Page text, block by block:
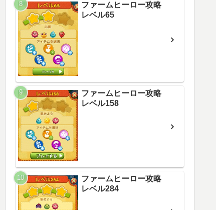
ファームヒーロー攻略
レベル65
ファームヒーロー攻略
レベル158
ファームヒーロー攻略
レベル284